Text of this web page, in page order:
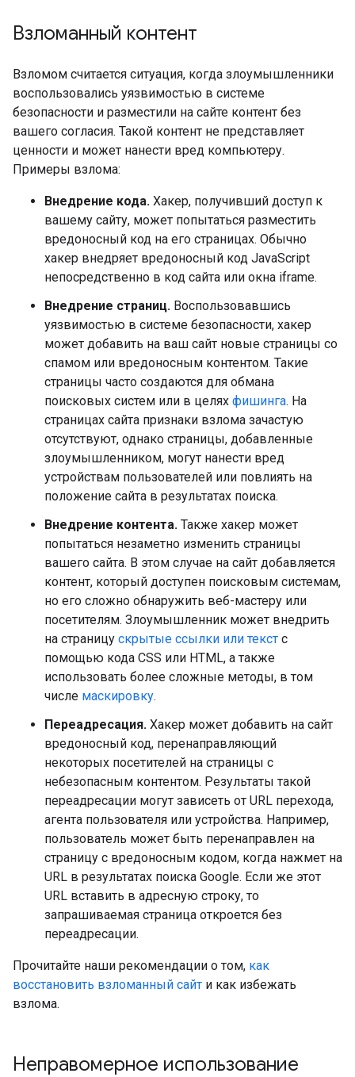
Взломанный контент
Взломом считается ситуация, когда злоумышленники
воспользовались уязвимостью в системе
безопасности и разместили на сайте контент без
вашего согласия. Такой контент не представляет
ценности и может нанести вред компьютеру.
Примеры взлома:
Внедрение кода. Хакер, получивший доступ к
вашему сайту, может попытаться разместить
вредоносный код на его страницах. Обычно
хакер внедряет вредоносный код JavaScript
непосредственно в код сайта или окна iframe.
Внедрение страниц. Воспользовавшись
уязвимостью в системе безопасности, хакер
может добавить на ваш сайт новые страницы со
спамом или вредоносным контентом. Такие
страницы часто создаются для обмана
поисковых систем или в целях фишинга. На
страницах сайта признаки взлома зачастую
отсутствуют, однако страницы, добавленные
злоумышленником, могут нанести вред
устройствам пользователей или повлиять на
положение сайта в результатах поиска.
Внедрение контента. Также хакер может
попытаться незаметно изменить страницы
вашего сайта. В этом случае на сайт добавляется
контент, который доступен поисковым системам,
но его сложно обнаружить веб-мастеру или
посетителям. Злоумышленник может внедрить
на страницу скрытые ссылки или текст с
помощью кода CSS или HTML, а также
использовать более сложные методы, в том
числе маскировку.
Переадресация. Хакер может добавить на сайт
вредоносный код, перенаправляющий
некоторых посетителей на страницы с
небезопасным контентом. Результаты такой
переадресации могут зависеть от URL перехода,
агента пользователя или устройства. Например,
пользователь может быть перенаправлен на
страницу с вредоносным кодом, когда нажмет на
URL в результатах поиска Google. Если же этот
URL вставить в адресную строку, то
запрашиваемая страница откроется без
переадресации.
Прочитайте наши рекомендации о том, как
восстановить взломанный сайт и как избежать
взлома.
Неправомерное использование